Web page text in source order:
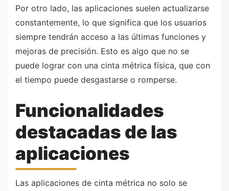
Por otro lado, las aplicaciones suelen actualizarse
constantemente, lo que significa que los usuarios
siempre tendrán acceso a las últimas funciones y
mejoras de precisión. Esto es algo que no se
puede lograr con una cinta métrica física, que con
el tiempo puede desgastarse o romperse.
Funcionalidades
destacadas de las
aplicaciones
Las aplicaciones de cinta métrica no solo se